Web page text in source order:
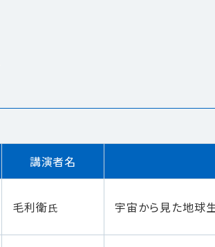
講演者名
毛利衛氏 宇宙から見た地球